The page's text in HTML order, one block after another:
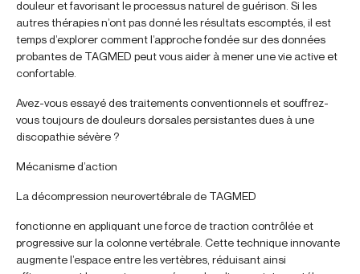
douleur et favorisant le processus naturel de guérison. Si les
autres thérapies n’ont pas donné les résultats escomptés, il est
temps d’explorer comment l’approche fondée sur des données
probantes de TAGMED peut vous aider à mener une vie active et
confortable.
Avez-vous essayé des traitements conventionnels et souffrez-
vous toujours de douleurs dorsales persistantes dues à une
discopathie sévère ?
Mécanisme d’action
La décompression neurovertébrale de TAGMED
fonctionne en appliquant une force de traction contrôlée et
progressive sur la colonne vertébrale. Cette technique innovante
augmente l’espace entre les vertèbres, réduisant ainsi